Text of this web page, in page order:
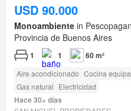
USD 90.000
Monoambiente in
Provincia de Buenos Aires
1 1 60 m²
Aire acondicionado Cocina
Gas natural Electricidad
Hace 30+ días